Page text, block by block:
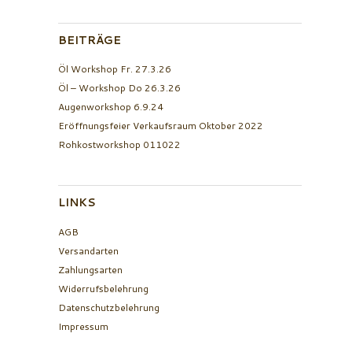
BEITRÄGE
Öl Workshop Fr. 27.3.26
Öl – Workshop Do 26.3.26
Augenworkshop 6.9.24
Eröffnungsfeier Verkaufsraum Oktober 2022
Rohkostworkshop 011022
LINKS
AGB
Versandarten
Zahlungsarten
Widerrufsbelehrung
Datenschutzbelehrung
Impressum